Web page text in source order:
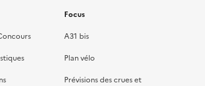
Focus
A31 bis
Plan vélo
Prévisions des crues et